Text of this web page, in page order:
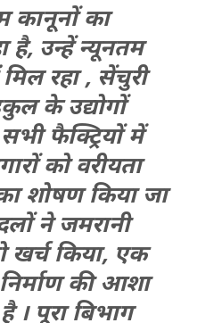
कानूनों का
है, उन्हें न्यूनतम
रहा , सेंचुरी
के उद्योगों
फैक्ट्रियों में
को वरीयता
शोषण किया जा
दलों ने जमरानी
खर्च किया, एक
की आशा
। पूरा बिभाग